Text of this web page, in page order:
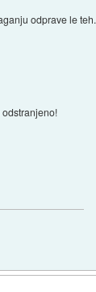
odprave le teh.